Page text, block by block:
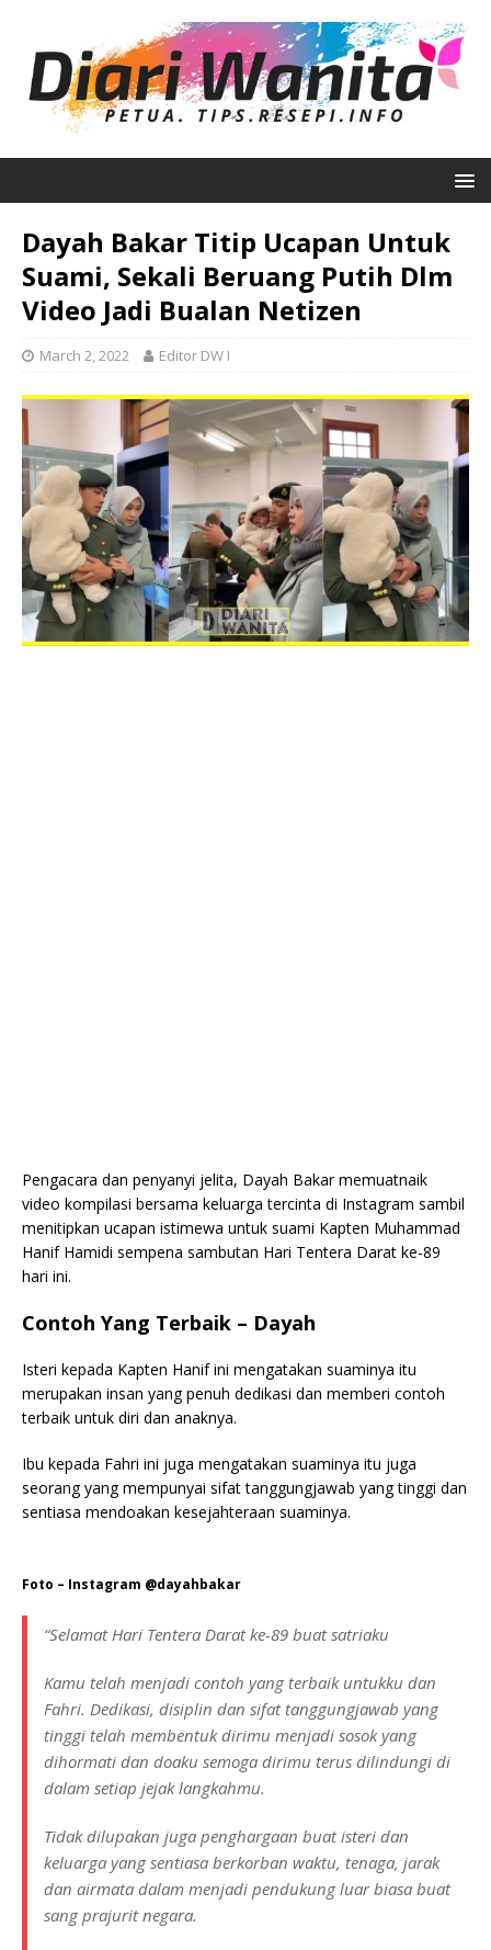
Dayah Bakar Titip Ucapan Untuk
Suami, Sekali Beruang Putih Dlm
Video Jadi Bualan Netizen
March 2, 2022 Editor DW I
Pengacara dan penyanyi jelita, Dayah Bakar memuatnaik
video kompilasi bersama keluarga tercinta di Instagram sambil
menitipkan ucapan istimewa untuk suami Kapten Muhammad
Hanif Hamidi sempena sambutan Hari Tentera Darat ke-89
hari ini.
Contoh Yang Terbaik – Dayah
Isteri kepada Kapten Hanif ini mengatakan suaminya itu
merupakan insan yang penuh dedikasi dan memberi contoh
terbaik untuk diri dan anaknya.
Ibu kepada Fahri ini juga mengatakan suaminya itu juga
seorang yang mempunyai sifat tanggungjawab yang tinggi dan
sentiasa mendoakan kesejahteraan suaminya.
Foto – Instagram @dayahbakar
“Selamat Hari Tentera Darat ke-89 buat satriaku
Kamu telah menjadi contoh yang terbaik untukku dan
Fahri. Dedikasi, disiplin dan sifat tanggungjawab yang
tinggi telah membentuk dirimu menjadi sosok yang
dihormati dan doaku semoga dirimu terus dilindungi di
dalam setiap jejak langkahmu.
Tidak dilupakan juga penghargaan buat isteri dan
keluarga yang sentiasa berkorban waktu, tenaga, jarak
dan airmata dalam menjadi pendukung luar biasa buat
sang prajurit negara.